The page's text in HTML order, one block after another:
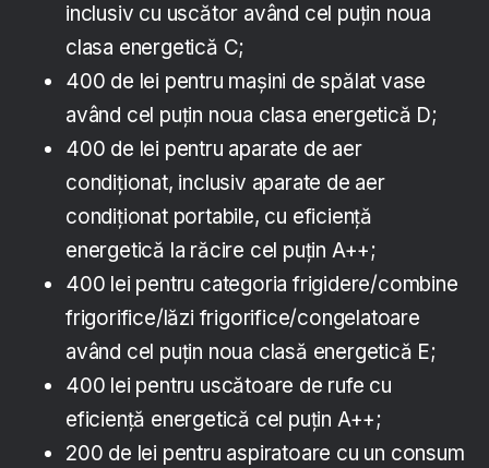
inclusiv cu uscător având cel puțin noua
clasa energetică C;
400 de lei pentru mașini de spălat vase
având cel puțin noua clasa energetică D;
400 de lei pentru aparate de aer
condiționat, inclusiv aparate de aer
condiționat portabile, cu eficiență
energetică la răcire cel puțin A++;
400 lei pentru categoria frigidere/combine
frigorifice/lăzi frigorifice/congelatoare
având cel puțin noua clasă energetică E;
400 lei pentru uscătoare de rufe cu
eficiență energetică cel puțin A++;
200 de lei pentru aspiratoare cu un consum